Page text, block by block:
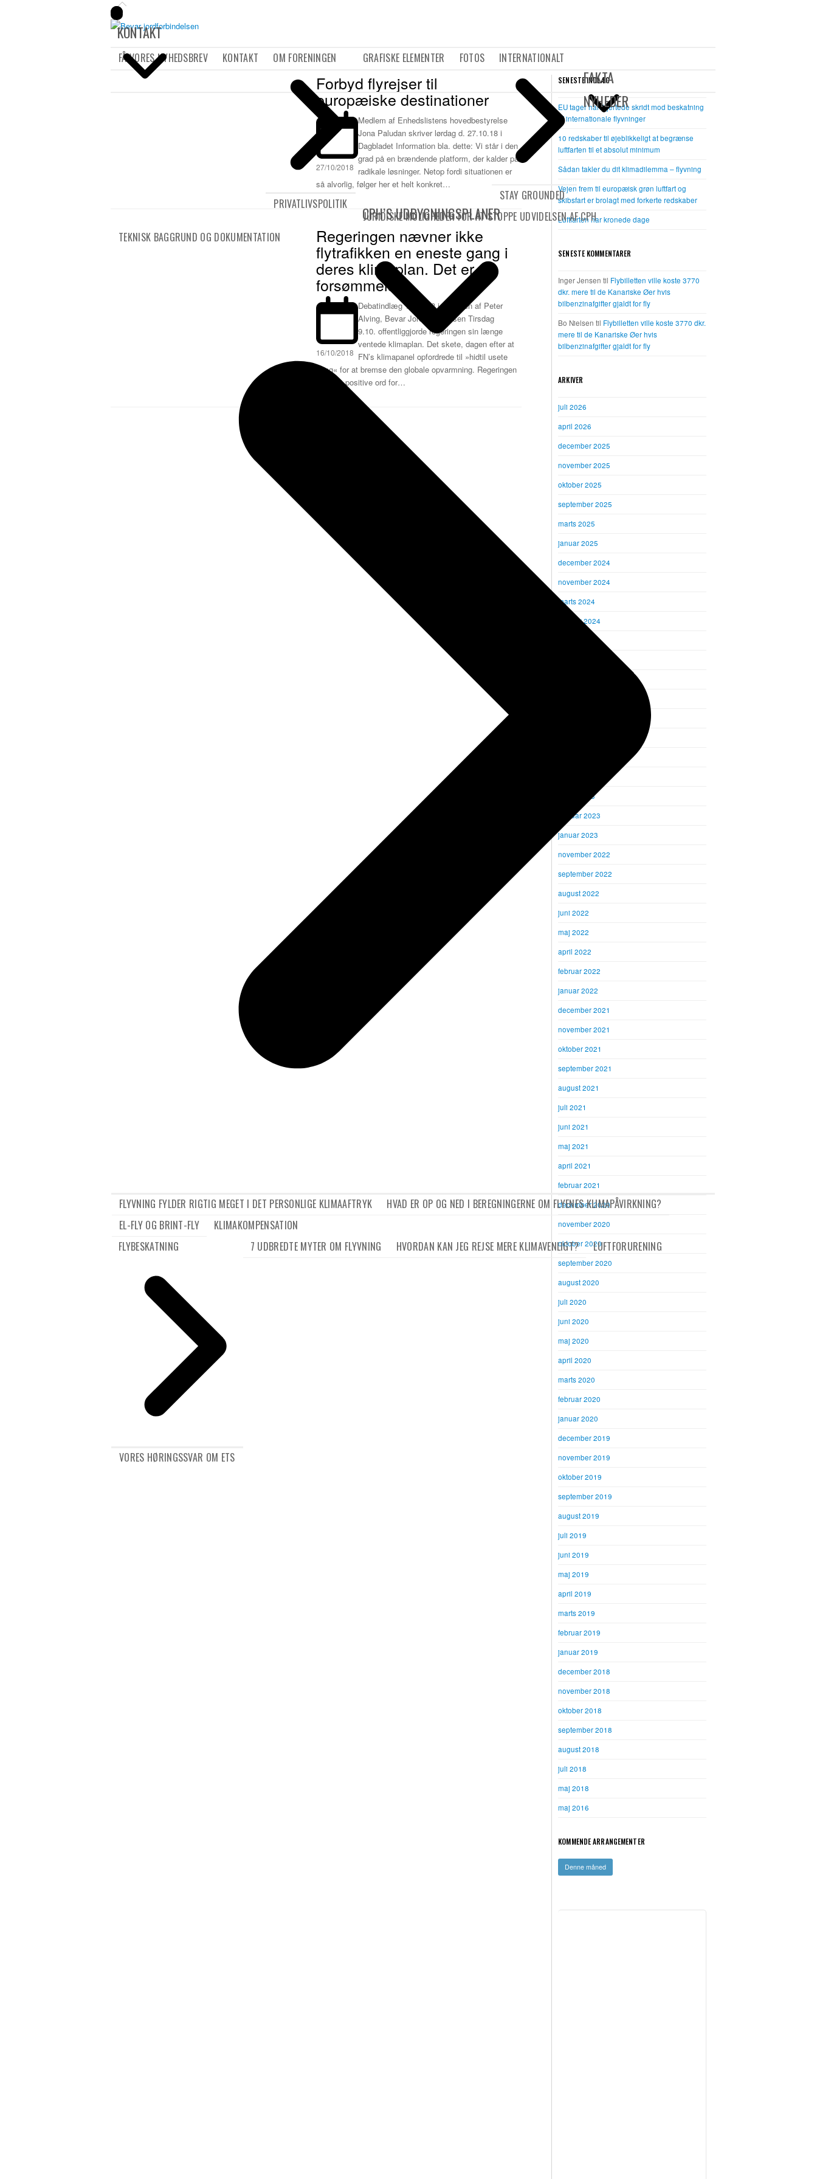
KONTAKT
FÅ VORES NYHEDSBREV KONTAKT OM FORENINGEN
PRIVATLIVSPOLITIK
GRAFISKE ELEMENTER FOTOS INTERNATIONALT
STAY GROUNDED
CPH’S UDBYGNINGSPLANER
JURIDISKE MULIGHEDER FOR AT STOPPE UDVIDELSEN AF CPH
FAKTA
TEKNISK BAGGRUND OG DOKUMENTATION
FLYVNING FYLDER RIGTIG MEGET I DET PERSONLIGE KLIMAAFTRYK
HVAD ER OP OG NED I BEREGNINGERNE OM FLYENES KLIMAPÅVIRKNING?
EL-FLY OG BRINT-FLY
KLIMAKOMPENSATION
FLYBESKATNING
VORES HØRINGSSVAR OM ETS
7 UDBREDTE MYTER OM FLYVNING HVORDAN KAN JEG REJSE MERE KLIMAVENLIGT? LUFTFORURENING
NYHEDER
Forbyd flyrejser til
europæiske destinationer
27/10/2018
Medlem af Enhedslistens hovedbestyrelse
Jona Paludan skriver lørdag d. 27.10.18 i
Dagbladet Information bla. dette: Vi står i den
grad på en brændende platform, der kalder på
radikale løsninger. Netop fordi situationen er
så alvorlig, følger her et helt konkret…
Regeringen nævner ikke
flytrafikken en eneste gang i
deres klimaplan. Det er en
forsømmelse.
16/10/2018
Debatindlæg 15.10.18 i Politiken af Peter
Alving, Bevar Jordforbindelsen Tirsdag
9.10. offentliggjorde regeringen sin længe
ventede klimaplan. Det skete, dagen efter at
FN’s klimapanel opfordrede til »hidtil usete
tiltag« for at bremse den globale opvarmning. Regeringen
har fået positive ord for…
SENESTE INDLÆG
EU tager halvhjertede skridt mod beskatning
af internationale flyvninger
10 redskaber til øjeblikkeligt at begrænse
luftfarten til et absolut minimum
Sådan takler du dit klimadilemma – flyvning
Vejen frem til europæisk grøn luftfart og
skibsfart er brolagt med forkerte redskaber
Luftfarten har kronede dage
SENESTE KOMMENTARER
Inger Jensen til Flybilletten ville koste 3770
dkr. mere til de Kanariske Øer hvis
bilbenzinafgifter gjaldt for fly
Bo Nielsen til Flybilletten ville koste 3770 dkr.
mere til de Kanariske Øer hvis
bilbenzinafgifter gjaldt for fly
ARKIVER
juli 2026
april 2026
december 2025
november 2025
oktober 2025
september 2025
marts 2025
januar 2025
december 2024
november 2024
marts 2024
februar 2024
januar 2024
marts 2023
februar 2023
januar 2023
november 2022
september 2022
august 2022
juni 2022
maj 2022
april 2022
februar 2022
januar 2022
december 2021
november 2021
oktober 2021
september 2021
august 2021
juli 2021
juni 2021
maj 2021
april 2021
februar 2021
december 2020
november 2020
oktober 2020
september 2020
august 2020
juli 2020
juni 2020
maj 2020
april 2020
marts 2020
februar 2020
januar 2020
december 2019
november 2019
oktober 2019
september 2019
august 2019
juli 2019
juni 2019
maj 2019
april 2019
marts 2019
februar 2019
januar 2019
december 2018
november 2018
oktober 2018
september 2018
august 2018
juli 2018
maj 2018
maj 2016
KOMMENDE ARRANGEMENTER
Denne måned